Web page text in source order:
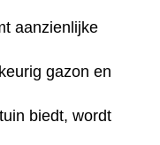
aanzienlijke
gazon en
biedt, wordt